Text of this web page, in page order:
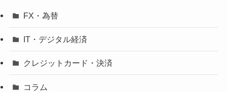
FX・為替
IT・デジタル経済
クレジットカード・決済
コラム